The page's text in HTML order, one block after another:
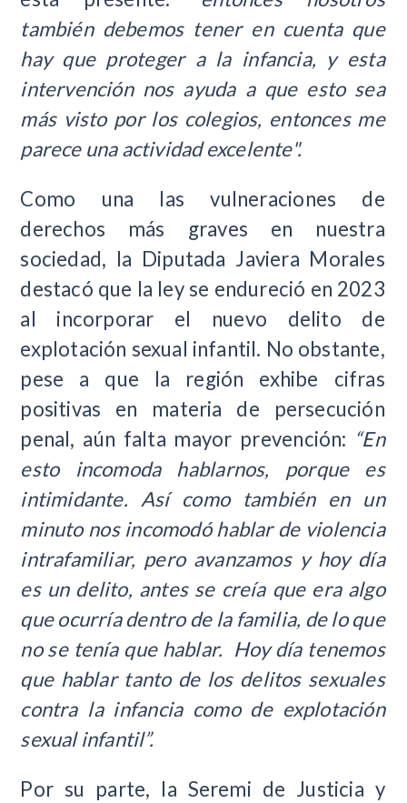
también debemos tener en cuenta que
hay que proteger a la infancia, y esta
intervención nos ayuda a que esto sea
más visto por los colegios, entonces me
parece una actividad excelente".
Como una las vulneraciones de
derechos más graves en nuestra
sociedad, la Diputada Javiera Morales
destacó que la ley se endureció en 2023
al incorporar el nuevo delito de
explotación sexual infantil. No obstante,
pese a que la región exhibe cifras
positivas en materia de persecución
penal, aún falta mayor prevención: “En
esto incomoda hablarnos, porque es
intimidante. Así como también en un
minuto nos incomodó hablar de violencia
intrafamiliar, pero avanzamos y hoy día
es un delito, antes se creía que era algo
que ocurría dentro de la familia, de lo que
no se tenía que hablar. Hoy día tenemos
que hablar tanto de los delitos sexuales
contra la infancia como de explotación
sexual infantil”.
Por su parte, la Seremi de Justicia y